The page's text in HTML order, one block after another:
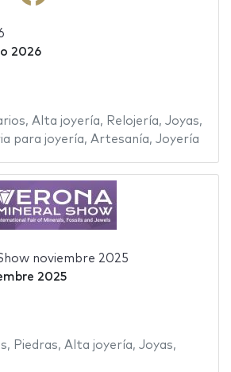
2026
, Alta joyería, Relojería, Joyas,
para joyería, Artesanía, Joyería
noviembre 2025
2025
, Piedras, Alta joyería, Joyas,